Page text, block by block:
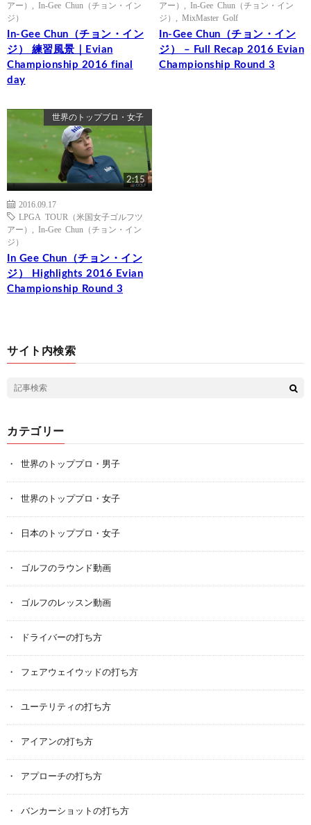
アー）
In-Gee Chun（チョン・イン
ジ）
In-Gee Chun（チョン・イン
ジ） 練習風景｜Evian
Championship 2016 final
day
アー）
In-Gee Chun（チョン・イン
ジ）
MixMaster Golf
In-Gee Chun（チョン・イン
ジ） – Full Recap 2016 Evian
Championship Round 3
世界のトッププロ・女子
2:15
2016.09.17
LPGA TOUR（米国女子ゴルフツ
アー）
In-Gee Chun（チョン・イン
ジ）
In Gee Chun（チョン・イン
ジ） Highlights 2016 Evian
Championship Round 3
サイト内検索
カテゴリー
世界のトッププロ・男子
世界のトッププロ・女子
日本のトッププロ・女子
ゴルフのラウンド動画
ゴルフのレッスン動画
ドライバーの打ち方
フェアウェイウッドの打ち方
ユーテリティの打ち方
アイアンの打ち方
アプローチの打ち方
バンカーショットの打ち方